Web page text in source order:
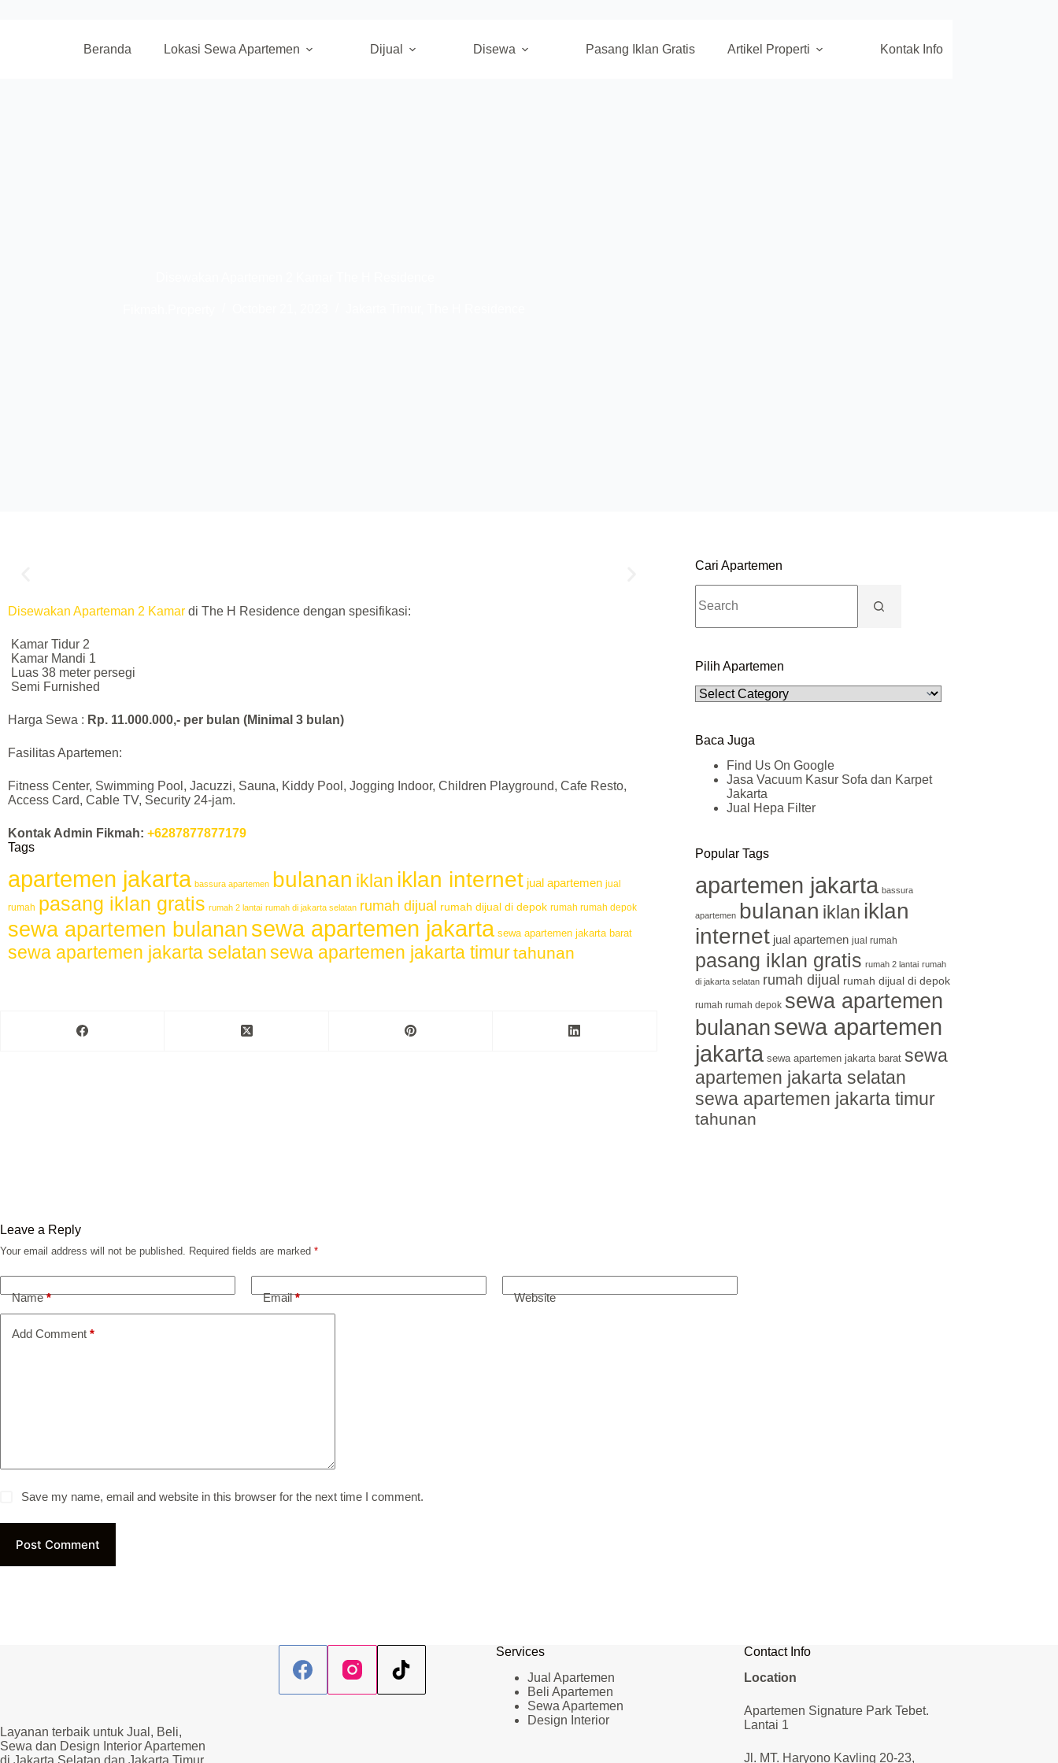
Beranda Lokasi Sewa Apartemen Dijual Disewa Pasang Iklan Gratis Artikel Properti Kontak Info
Disewakan Aparteman 2 Kamar di The H Residence dengan spesifikasi:
Kamar Tidur 2
Kamar Mandi 1
Luas 38 meter persegi
Semi Furnished
Harga Sewa : Rp. 11.000.000,- per bulan (Minimal 3 bulan)
Fasilitas Apartemen:
Fitness Center, Swimming Pool, Jacuzzi, Sauna, Kiddy Pool, Jogging Indoor, Children Playground, Cafe Resto,
Access Card, Cable TV, Security 24-jam.
Kontak Admin Fikmah: +6287877877179
Tags
apartemen jakarta bassura apartemen bulanan iklan iklan internet jual apartemen jual
rumah pasang iklan gratis rumah 2 lantai rumah di jakarta selatan rumah dijual rumah dijual di depok rumah rumah depok
sewa apartemen bulanansewa apartemen jakarta sewa apartemen jakarta barat
sewa apartemen jakarta selatansewa apartemen jakarta timurtahunan
Cari Apartemen
Pilih Apartemen
Baca Juga
Find Us On Google
Jasa Vacuum Kasur Sofa dan Karpet
Jakarta
Jual Hepa Filter
Popular Tags
apartemen jakarta bassura
apartemen bulanan iklan iklan
internet jual apartemen jual rumah
pasang iklan gratis rumah 2 lantai rumah
di jakarta selatan rumah dijual rumah dijual di depok
rumah rumah depok sewa apartemen
bulanansewa apartemen
jakarta sewa apartemen jakarta barat sewa
apartemen jakarta selatan
sewa apartemen jakarta timur
tahunan
Leave a Reply
Your email address will not be published. Required fields are marked *
Name* Email* Website
Add Comment *
Save my name, email and website in this browser for the next time I comment.
Post Comment
Layanan terbaik untuk Jual, Beli,
Sewa dan Design Interior Apartemen
Services
Jual Apartemen
Beli Apartemen
Sewa Apartemen
Design Interior
Contact Info
Location
Apartemen Signature Park Tebet.
Lantai 1
Jl. MT. Haryono Kavling 20-23,